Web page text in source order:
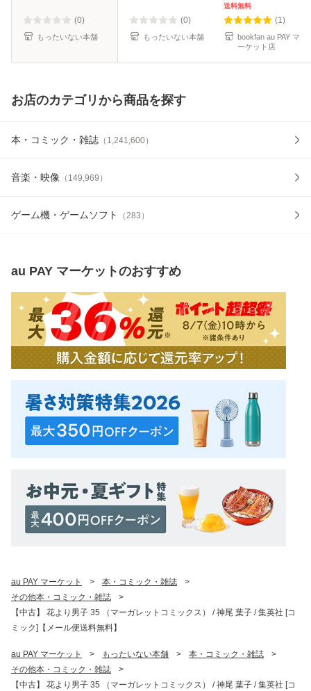
(0)
もったいない本舗
(0)
もったいない本舗
送料無料
(1)
bookfan au PAY マ
ーケット店
お店のカテゴリから商品を探す
本・コミック・雑誌 （ 1,241,600）
音楽・映像 （ 149,969 ）
ゲーム機・ゲームソフト （283 ）
au PAY マーケットのおすすめ
au PAY マーケット > 本・コミック・雑誌
>
その他本・コミック・雑誌
>
【中古】 花より男子 35 （マーガレットコミックス） / 神尾 葉子 / 集英社 [コ
ミック]【メール便送料無料】
au PAY マーケット > もったいない本舗 > 本・コミック・雑誌
>
その他本・コミック・雑誌
>
【中古】 花より男子 35 （マーガレットコミックス） / 神尾 葉子 / 集英社 [コ